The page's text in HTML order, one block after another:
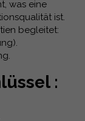
was eine
ist.
begleitet:
: